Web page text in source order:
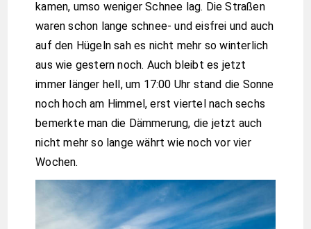
kamen, umso weniger Schnee lag. Die Straßen
waren schon lange schnee- und eisfrei und auch
auf den Hügeln sah es nicht mehr so winterlich
aus wie gestern noch. Auch bleibt es jetzt
immer länger hell, um 17:00 Uhr stand die Sonne
noch hoch am Himmel, erst viertel nach sechs
bemerkte man die Dämmerung, die jetzt auch
nicht mehr so lange währt wie noch vor vier
Wochen.